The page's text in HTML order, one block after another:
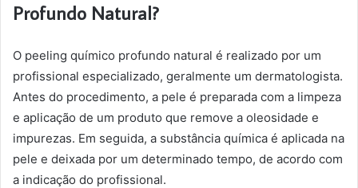
Profundo Natural?
O peeling químico profundo natural é realizado por um
profissional especializado, geralmente um dermatologista.
Antes do procedimento, a pele é preparada com a limpeza
e aplicação de um produto que remove a oleosidade e
impurezas. Em seguida, a substância química é aplicada na
pele e deixada por um determinado tempo, de acordo com
a indicação do profissional.